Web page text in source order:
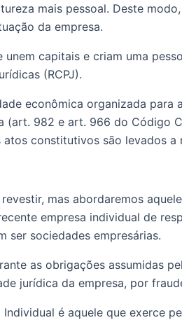
mais pessoal. Deste
da empresa.
(RCPJ).
982 e art. 966 do Código
constitutivos são levados a
mas abordaremos
empresa individual de
ser sociedades empresárias.
as obrigações assumidas
jurídica da empresa, por
é aquele que exerce